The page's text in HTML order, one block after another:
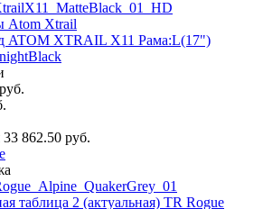
ATOM XTRAIL X11 Рама:L(17")
руб.
33 862.50 руб.